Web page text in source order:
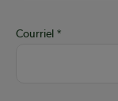
Courriel